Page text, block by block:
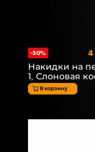
-50% 4
Накидки на
1, Слоновая
В корзину